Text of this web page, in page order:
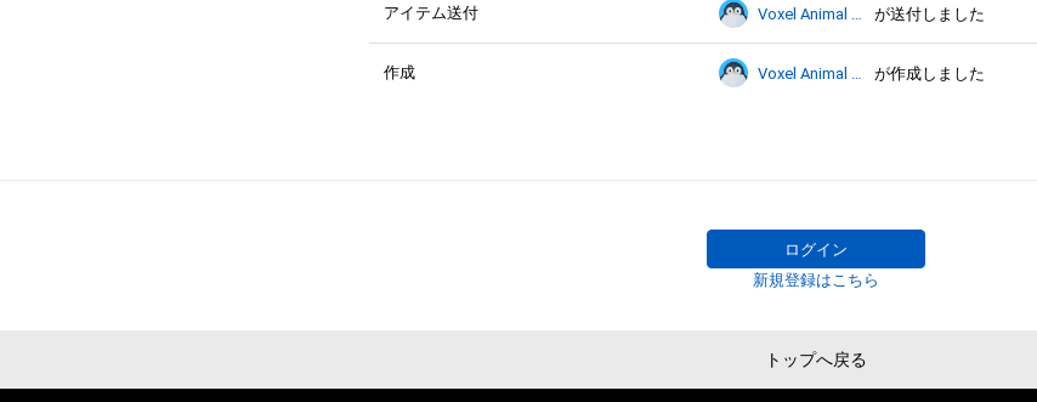
アイテム送付 が送付しました
作成 が作成しました
ログイン
新規登録はこちら
トップへ戻る